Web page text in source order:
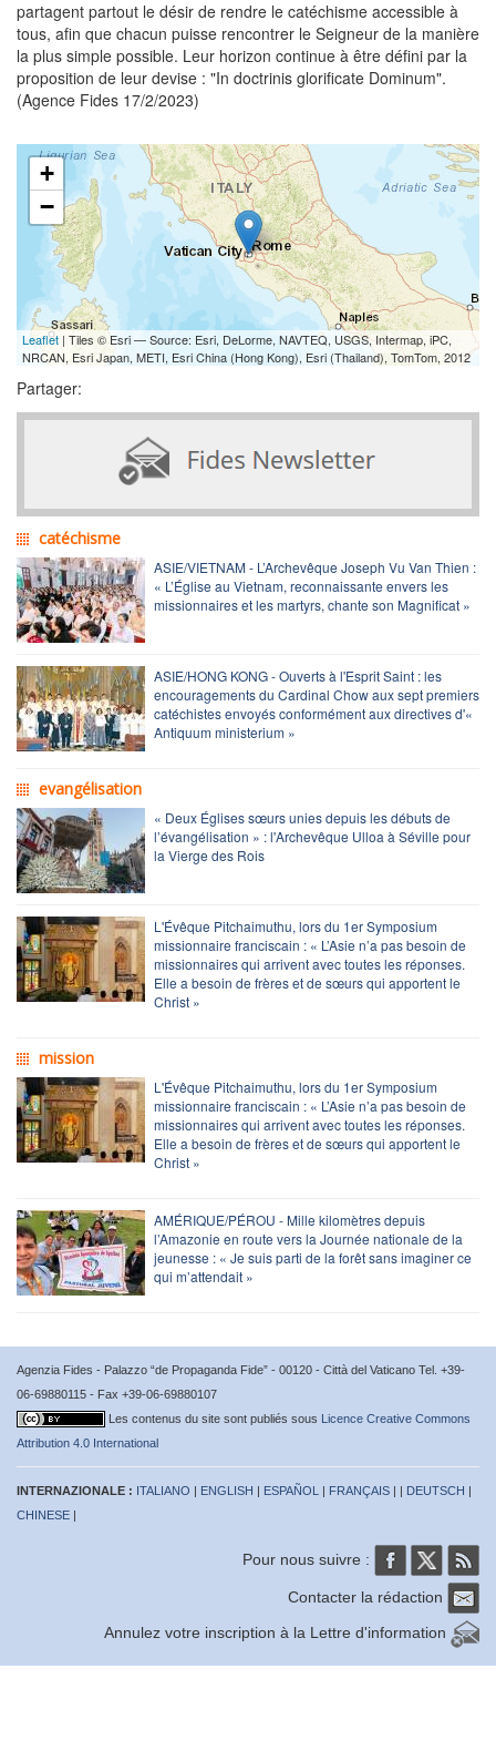
partagent partout le désir de rendre le catéchisme accessible à
tous, afin que chacun puisse rencontrer le Seigneur de la manière
la plus simple possible. Leur horizon continue à être défini par la
proposition de leur devise : "In doctrinis glorificate Dominum".
(Agence Fides 17/2/2023)
+
−
Leaflet | Tiles © Esri — Source: Esri, DeLorme, NAVTEQ, USGS, Intermap, iPC,
NRCAN, Esri Japan, METI, Esri China (Hong Kong), Esri (Thailand), TomTom, 2012
Partager:
catéchisme
ASIE/VIETNAM - L’Archevêque Joseph Vu Van Thien :
« L’Église au Vietnam, reconnaissante envers les
missionnaires et les martyrs, chante son Magnificat »
ASIE/HONG KONG - Ouverts à l'Esprit Saint : les
encouragements du Cardinal Chow aux sept premiers
catéchistes envoyés conformément aux directives d'«
Antiquum ministerium »
evangélisation
« Deux Églises sœurs unies depuis les débuts de
l’évangélisation » : l'Archevêque Ulloa à Séville pour
la Vierge des Rois
L'Évêque Pitchaimuthu, lors du 1er Symposium
missionnaire franciscain : « L’Asie n’a pas besoin de
missionnaires qui arrivent avec toutes les réponses.
Elle a besoin de frères et de sœurs qui apportent le
Christ »
mission
L'Évêque Pitchaimuthu, lors du 1er Symposium
missionnaire franciscain : « L’Asie n’a pas besoin de
missionnaires qui arrivent avec toutes les réponses.
Elle a besoin de frères et de sœurs qui apportent le
Christ »
AMÉRIQUE/PÉROU - Mille kilomètres depuis
l’Amazonie en route vers la Journée nationale de la
jeunesse : « Je suis parti de la forêt sans imaginer ce
qui m’attendait »
Agenzia Fides - Palazzo “de Propaganda Fide” - 00120 - Città del Vaticano Tel. +39-
06-69880115 - Fax +39-06-69880107
Les contenus du site sont publiés sous Licence Creative Commons
Attribution 4.0 International
INTERNAZIONALE : ITALIANO | ENGLISH | ESPAÑOL | FRANÇAIS | | DEUTSCH |
CHINESE |
Pour nous suivre :
Contacter la rédaction
Annulez votre inscription à la Lettre d'information